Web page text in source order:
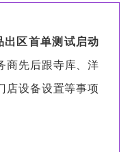
出区首单测试启动
商先后跟寺库、洋
店设备设置等事项